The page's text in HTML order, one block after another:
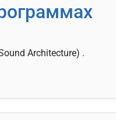
Architecture) .